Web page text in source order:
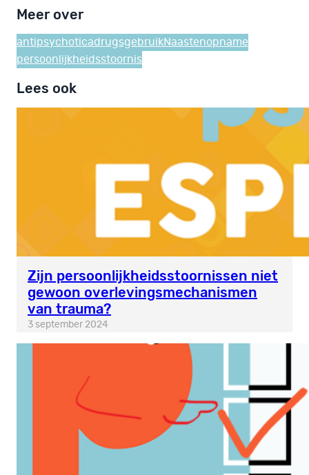
Meer over
antipsychoticadrugsgebruikNaastenopname
persoonlijkheidsstoornis
Lees ook
Zijn persoonlijkheidsstoornissen niet
gewoon overlevingsmechanismen
van trauma?
3 september 2024